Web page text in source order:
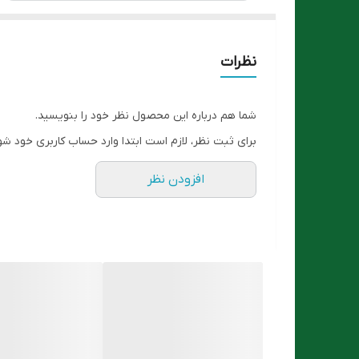
نظرات
شما هم درباره این محصول نظر خود را بنویسید.
برای ثبت نظر، لازم است ابتدا وارد حساب کاربری خود
افزودن نظر